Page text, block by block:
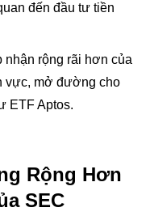
đến đầu tư tiền
rộng rãi hơn của
vực, mở đường cho
ETF Aptos.
Rộng Hơn
SEC